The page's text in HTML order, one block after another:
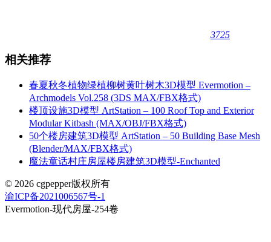
3725
相关推荐
春夏秋冬植物绿植柳树黄叶树木3D模型 Evermotion –
Archmodels Vol.258 (3DS MAX/FBX格式)
楼顶设施3D模型 ArtStation – 100 Roof Top and Exterior
Modular Kitbash (MAX/OBJ/FBX格式)
50个楼房建筑3D模型 ArtStation – 50 Building Base Mesh
(Blender/MAX/FBX格式)
魔法童话村庄房屋楼房建筑3D模型-Enchanted
© 2026 cgpepper版权所有
渝ICP备2021006567号-1
Evermotion-现代房屋-254卷